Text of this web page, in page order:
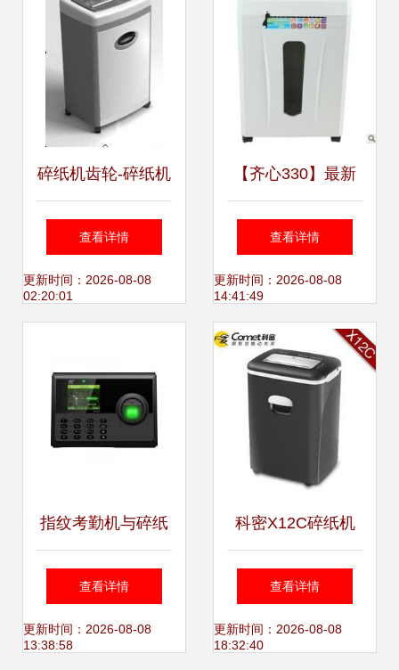
碎纸机齿轮-碎纸机
齿轮批发-碎纸机齿
轮供应与采购-产品
查看详情
更新时间：2026-08-08
02:20:01
【齐心330】最新
最全齐心330 产品
参考信息
查看详情
更新时间：2026-08-08
14:41:49
指纹考勤机与碎纸
机 办公采购的全面
指南
查看详情
更新时间：2026-08-08
13:38:58
科密X12C碎纸机
个人用户杨传臣的
可靠办公助手
查看详情
更新时间：2026-08-08
18:32:40